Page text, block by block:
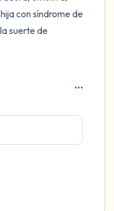
con síndrome de
suerte de